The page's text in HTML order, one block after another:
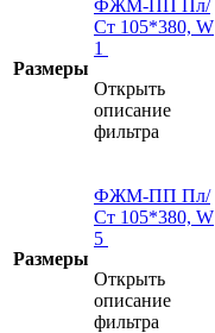
Размеры
ФЖМ-ПП Пл/
Ст 105*380, W
1
Открыть
описание
фильтра
Размеры
ФЖМ-ПП Пл/
Ст 105*380, W
5
Открыть
описание
фильтра